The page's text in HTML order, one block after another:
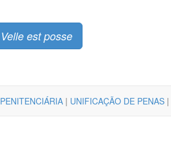
Velle est posse
PENITENCIÁRIA | UNIFICAÇÃO DE PENAS |